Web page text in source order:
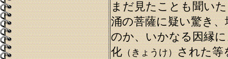
まだ見たことも聞い
涌の菩薩に疑い驚き
のか、いかなる因縁
化（きょうけ）された等